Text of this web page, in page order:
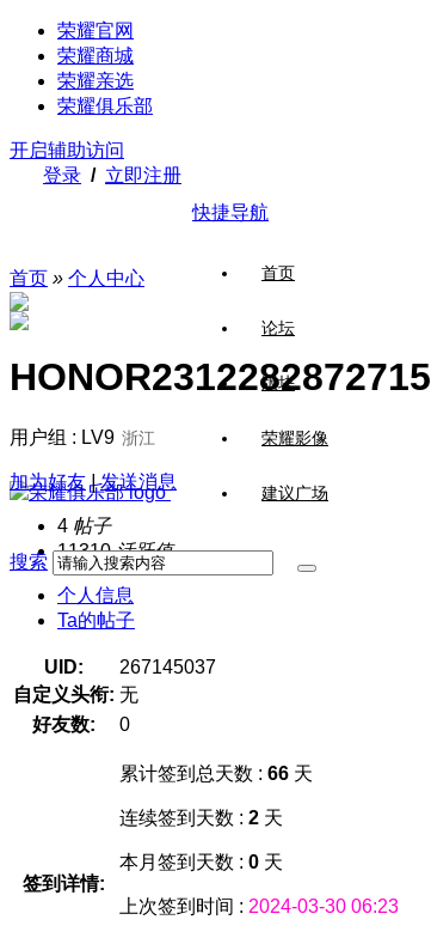
荣耀官网
荣耀商城
荣耀亲选
荣耀俱乐部
开启辅助访问
登录 / 立即注册
快捷导航
首页
论坛
版块
荣耀影像
建议广场
搜索
首页 » 个人中心
HONOR2312282872715
用户组 : LV9 浙江
加为好友 | 发送消息
4 帖子
11310 活跃值
个人信息
Ta的帖子
UID:
267145037
自定义头衔: 无
好友数:
0
签到详情:
累计签到总天数 : 66 天
连续签到天数 : 2 天
本月签到天数 : 0 天
上次签到时间 : 2024-03-30 06:23